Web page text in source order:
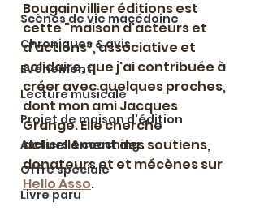
Scènes de vie macédoine
Chroniques & avis
Evénement
Lecture musicale
Projet de maison d'édition
Ateliers & coaching
Offre spéciale
Livre paru
Bougainvillier éditions est
cette "maison d'acteurs et
d'actions", associative et
solidaire, que j'ai contribuée à
créer avec quelques proches,
dont mon ami Jacques
Grange. Elle cherche
actuellement des soutiens,
donateurs et et mécènes sur
Hello Asso.